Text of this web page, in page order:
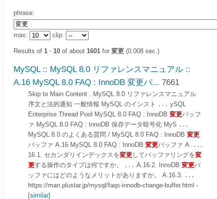
phrase:
max: clip:
Results of 1 - 10 of about 1601 for 変更 (0.008 sec.)
MySQL :: MySQL 8.0 リファレンスマニュアル ::
A.16 MySQL 8.0 FAQ : InnoDB 変更バ... 7661
Skip to Main Content . MySQL 8.0 リファレンスマニュアル
序文と法的通知 一般情報 MySQL のインスト
... ySQL
Enterprise Thread Pool MySQL 8.0 FAQ : InnoDB 変更バッフ
ァ MySQL 8.0 FAQ : InnoDB 保存データ暗号化 MyS ...
MySQL 8.0 のよくある質問 / MySQL 8.0 FAQ : InnoDB 変更
バッファ A.16 MySQL 8.0 FAQ : InnoDB 変更バッファ A. ...
16.1. セカンダリインデックスを変更 してバッファリングを変
更する操作のタイプは何ですか。 ... A.16.2. InnoDB 変更バ
ッファにはどのようなメリットがありますか。 A.16.3. ...
https://man.plustar.jp/mysql/faqs-innodb-change-buffer.html -
[similar]